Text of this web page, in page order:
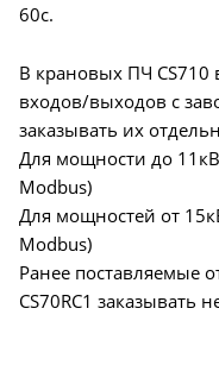
60с.
В крановых ПЧ CS710
входов/выходов с
заказывать их
Для мощности до
Modbus)
Для мощностей от
Modbus)
Ранее поставляемые
CS70RC1 заказывать